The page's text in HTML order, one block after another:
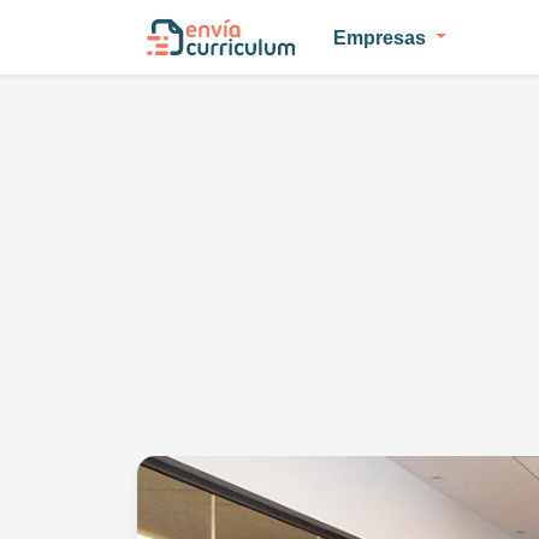
Empresas